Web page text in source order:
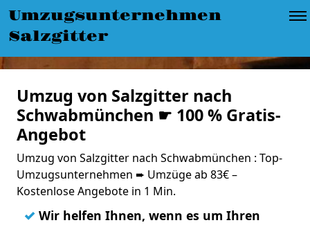
Umzugsunternehmen
Salzgitter
Umzug von Salzgitter nach
Schwabmünchen ☛ 100 % Gratis-
Angebot
Umzug von Salzgitter nach Schwabmünchen : Top-
Umzugsunternehmen ➨ Umzüge ab 83€ –
Kostenlose Angebote in 1 Min.
✓ Wir helfen Ihnen, wenn es um Ihren